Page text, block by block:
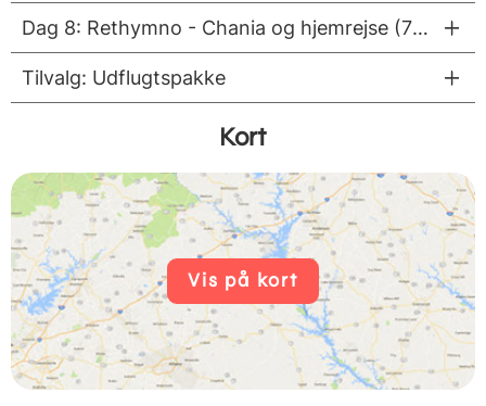
Dag 8: Rethymno - Chania og hjemrejse (70 km / 1,5 time)
Tilvalg: Udflugtspakke
Kort
Vis på kort